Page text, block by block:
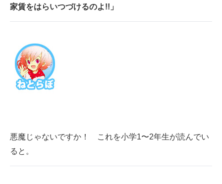
家賃をはらいつづけるのよ!!」
悪魔じゃないですか！ これを小学1〜2年生が読んでい
ると。